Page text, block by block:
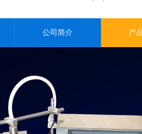
公司简介 产